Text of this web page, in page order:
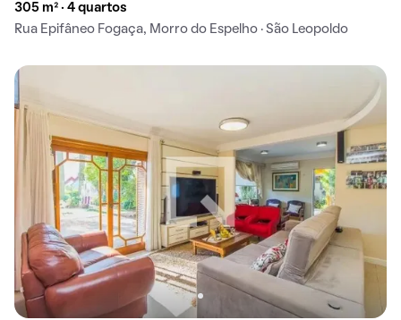
305 m² · 4 quartos
Rua Epifâneo Fogaça, Morro do Espelho · São Leopoldo